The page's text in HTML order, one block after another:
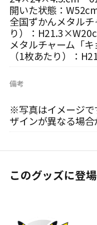
開いた状態：
全国ずかんメタル
り）：
メタルチャーム「
（1枚あたり）：
備考
※写真はイメージで
ザインが異なる場合
このグッズに登